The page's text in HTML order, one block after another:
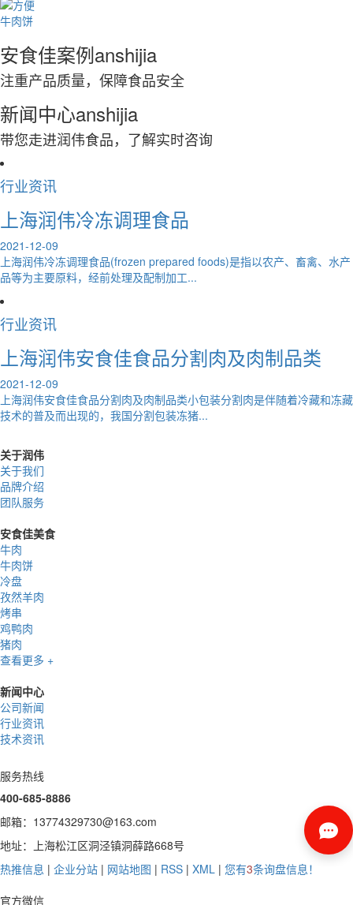
牛肉饼
安食佳案例anshijia
注重产品质量，保障食品安全
新闻中心anshijia
带您走进润伟食品，了解实时咨询
行业资讯
上海润伟冷冻调理食品
2021-12-09
上海润伟冷冻调理食品(frozen prepared foods)是指以农产、畜禽、水产
品等为主要原料，经前处理及配制加工...
行业资讯
上海润伟安食佳食品分割肉及肉制品类
2021-12-09
上海润伟安食佳食品分割肉及肉制品类小包装分割肉是伴随着冷藏和冻藏
技术的普及而出现的，我国分割包装冻猪...
关于润伟
关于我们
品牌介绍
团队服务
安食佳美食
牛肉
牛肉饼
冷盘
孜然羊肉
烤串
鸡鸭肉
猪肉
查看更多 +
新闻中心
公司新闻
行业资讯
技术资讯
服务热线
400-685-8886
邮箱：13774329730@163.com
地址：上海松江区洞泾镇洞薛路668号
热推信息 | 企业分站 | 网站地图 | RSS | XML | 您有3条询盘信息！
官方微信